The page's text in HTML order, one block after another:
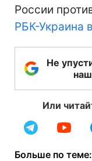
России
РБК-Украина
Не
Или
Больше по теме: